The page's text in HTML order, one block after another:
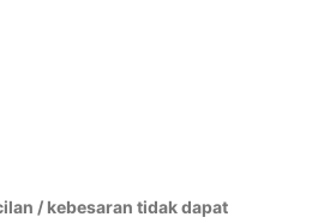
/ kebesaran tidak dapat